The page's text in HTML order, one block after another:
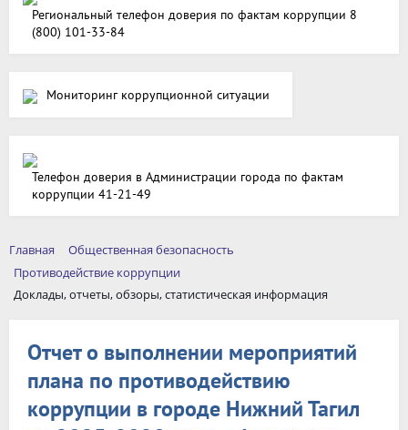
Региональный телефон доверия по фактам коррупции 8
(800) 101-33-84
Мониторинг коррупционной ситуации
Телефон доверия в Администрации города по фактам
коррупции 41-21-49
Главная
Общественная безопасность
Противодействие коррупции
Доклады, отчеты, обзоры, статистическая информация
Отчет о выполнении мероприятий
плана по противодействию
коррупции в городе Нижний Тагил